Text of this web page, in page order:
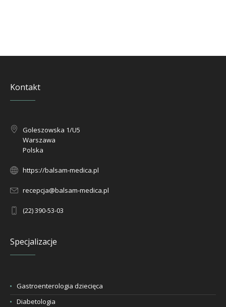
Kontakt
Goleszowska 1/U5
Warszawa
Polska
https://balsam-medica.pl
recepcja@balsam-medica.pl
(22) 390-53-03
Specjalizacje
Gastroenterologia dziecięca
Diabetologia